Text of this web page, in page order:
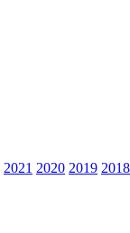
2021 2020 2019 2018